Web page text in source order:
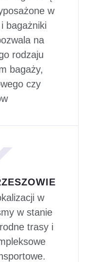
w
bagażniki
na
rodzaju
bagaży,
czy
w
w stanie
trasy i